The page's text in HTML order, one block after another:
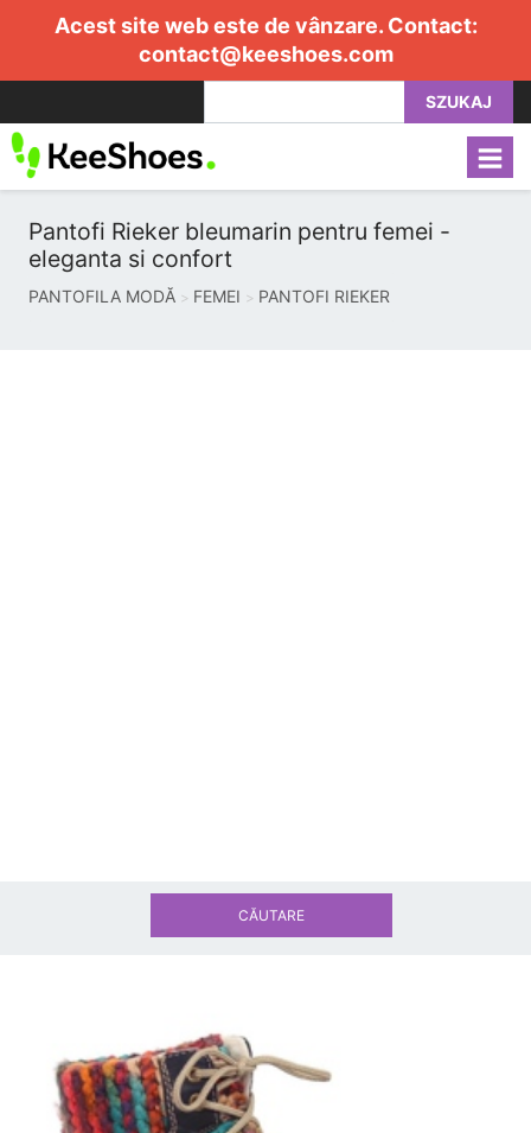
Acest site web este de vânzare. Contact:
contact@keeshoes.com
SZUKAJ
Pantofi Rieker bleumarin pentru femei -
eleganta si confort
PANTOFILA MODĂ FEMEI PANTOFI RIEKER
CĂUTARE